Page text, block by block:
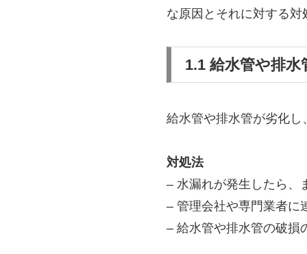
な原因とそれに対する
1.1 給水管や排
給水管や排水管が劣化
対処法
– 水漏れが発生したら、
– 管理会社や専門業者に
– 給水管や排水管の破損